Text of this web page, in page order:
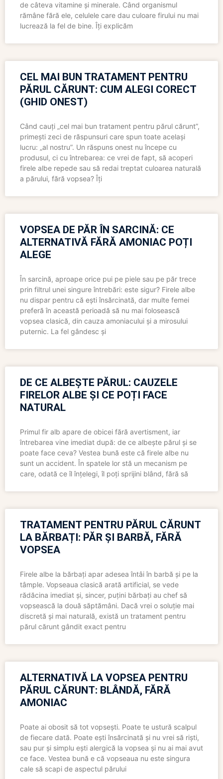
de câteva vitamine și minerale. Când organismul
rămâne fără ele, celulele care dau culoare firului nu mai
lucrează la fel de bine. Îți explicăm
CEL MAI BUN TRATAMENT PENTRU
PĂRUL CĂRUNT: CUM ALEGI CORECT
(GHID ONEST)
Când cauți „cel mai bun tratament pentru părul cărunt”,
primești zeci de răspunsuri care spun toate același
lucru: „al nostru”. Un răspuns onest nu începe cu
produsul, ci cu întrebarea: ce vrei de fapt, să acoperi
firele albe repede sau să redai treptat culoarea naturală
a părului, fără vopsea? Îți
VOPSEA DE PĂR ÎN SARCINĂ: CE
ALTERNATIVĂ FĂRĂ AMONIAC POȚI
ALEGE
În sarcină, aproape orice pui pe piele sau pe păr trece
prin filtrul unei singure întrebări: este sigur? Firele albe
nu dispar pentru că ești însărcinată, dar multe femei
preferă în această perioadă să nu mai folosească
vopsea clasică, din cauza amoniacului și a mirosului
puternic. La fel gândesc și
DE CE ALBEȘTE PĂRUL: CAUZELE
FIRELOR ALBE ȘI CE POȚI FACE
NATURAL
Primul fir alb apare de obicei fără avertisment, iar
întrebarea vine imediat după: de ce albește părul și se
poate face ceva? Vestea bună este că firele albe nu
sunt un accident. În spatele lor stă un mecanism pe
care, odată ce îl înțelegi, îl poți sprijini blând, fără să
TRATAMENT PENTRU PĂRUL CĂRUNT
LA BĂRBAȚI: PĂR ȘI BARBĂ, FĂRĂ
VOPSEA
Firele albe la bărbați apar adesea întâi în barbă și pe la
tâmple. Vopseaua clasică arată artificial, se vede
rădăcina imediat și, sincer, puțini bărbați au chef să
vopsească la două săptămâni. Dacă vrei o soluție mai
discretă și mai naturală, există un tratament pentru
părul cărunt gândit exact pentru
ALTERNATIVĂ LA VOPSEA PENTRU
PĂRUL CĂRUNT: BLÂNDĂ, FĂRĂ
AMONIAC
Poate ai obosit să tot vopsești. Poate te ustură scalpul
de fiecare dată. Poate ești însărcinată și nu vrei să riști,
sau pur și simplu ești alergică la vopsea și nu ai mai avut
ce face. Vestea bună e că vopseaua nu este singura
cale să scapi de aspectul părului